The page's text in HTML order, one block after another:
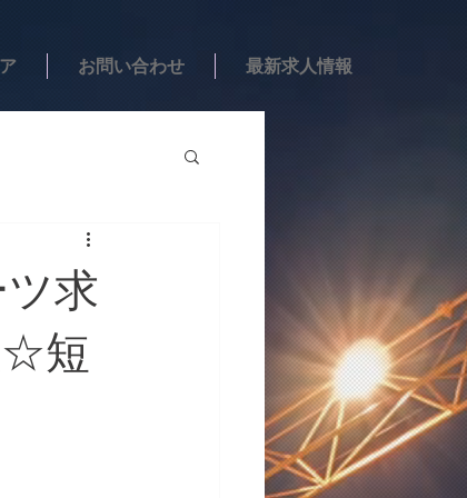
お問い合わせ 最新求人情報
求
☆短